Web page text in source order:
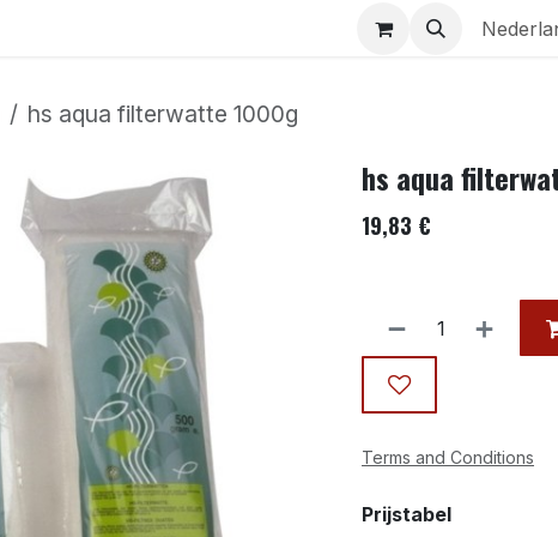
hs aqua filterwatte 1000g
hs aqua
19,83 €
Terms and Conditions
Prijstabel